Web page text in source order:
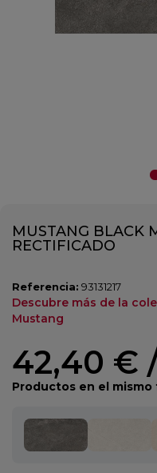
MUSTANG BLACK
RECTIFICADO
Referencia: 93131217
Descubre más de la
Mustang
42,40 €
Productos en el